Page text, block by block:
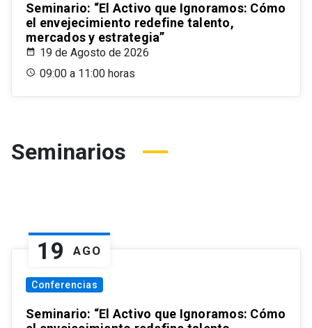
Seminario: “El Activo que Ignoramos: Cómo
el envejecimiento redefine talento,
mercados y estrategia”
19 de Agosto de 2026
09:00 a 11:00 horas
Seminarios
19 AGO
Conferencias
Seminario: “El Activo que Ignoramos: Cómo